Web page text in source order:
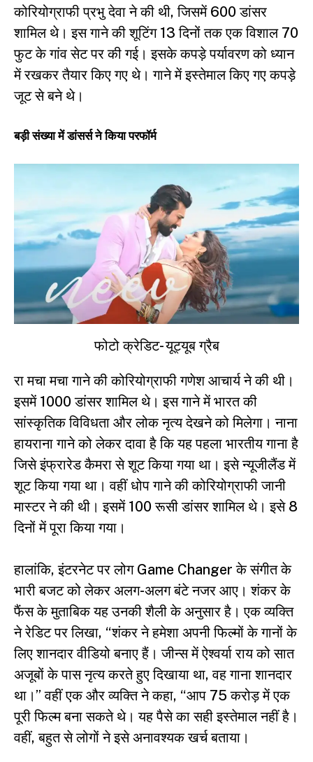
कोरियोग्राफी प्रभु देवा ने की थी, जिसमें 600 डांसर
शामिल थे। इस गाने की शूटिंग 13 दिनों तक एक विशाल 70
फुट के गांव सेट पर की गई। इसके कपड़े पर्यावरण को ध्यान
में रखकर तैयार किए गए थे। गाने में इस्तेमाल किए गए कपड़े
जूट से बने थे।
बड़ी संख्या में डांसर्स ने किया परफॉर्म
फोटो क्रेडिट- यूट्यूब ग्रैब
रा मचा मचा गाने की कोरियोग्राफी गणेश आचार्य ने की थी।
इसमें 1000 डांसर शामिल थे। इस गाने में भारत की
सांस्कृतिक विविधता और लोक नृत्य देखने को मिलेगा। नाना
हायराना गाने को लेकर दावा है कि यह पहला भारतीय गाना है
जिसे इंफ्रारेड कैमरा से शूट किया गया था। इसे न्यूजीलैंड में
शूट किया गया था। वहीं धोप गाने की कोरियोग्राफी जानी
मास्टर ने की थी। इसमें 100 रूसी डांसर शामिल थे। इसे 8
दिनों में पूरा किया गया।
हालांकि, इंटरनेट पर लोग Game Changer के संगीत के
भारी बजट को लेकर अलग-अलग बंटे नजर आए। शंकर के
फैंस के मुताबिक यह उनकी शैली के अनुसार है। एक व्यक्ति
ने रेडिट पर लिखा, “शंकर ने हमेशा अपनी फिल्मों के गानों के
लिए शानदार वीडियो बनाए हैं। जीन्स में ऐश्वर्या राय को सात
अजूबों के पास नृत्य करते हुए दिखाया था, वह गाना शानदार
था।” वहीं एक और व्यक्ति ने कहा, “आप 75 करोड़ में एक
पूरी फिल्म बना सकते थे। यह पैसे का सही इस्तेमाल नहीं है।
वहीं, बहुत से लोगों ने इसे अनावश्यक खर्च बताया।